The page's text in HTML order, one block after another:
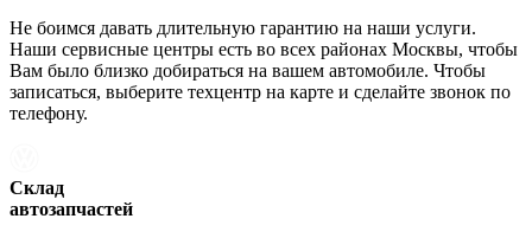
Не боимся давать длительную гарантию на наши услуги.
Наши сервисные центры есть во всех районах Москвы, чтобы
Вам было близко добираться на вашем автомобиле. Чтобы
записаться, выберите техцентр на карте и сделайте звонок по
телефону.
Склад
автозапчастей